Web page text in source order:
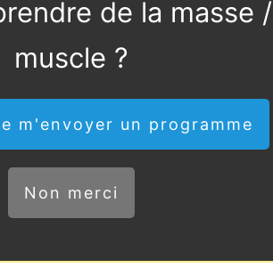
de la masse /
muscle ?
m'envoyer un programme
Non merci